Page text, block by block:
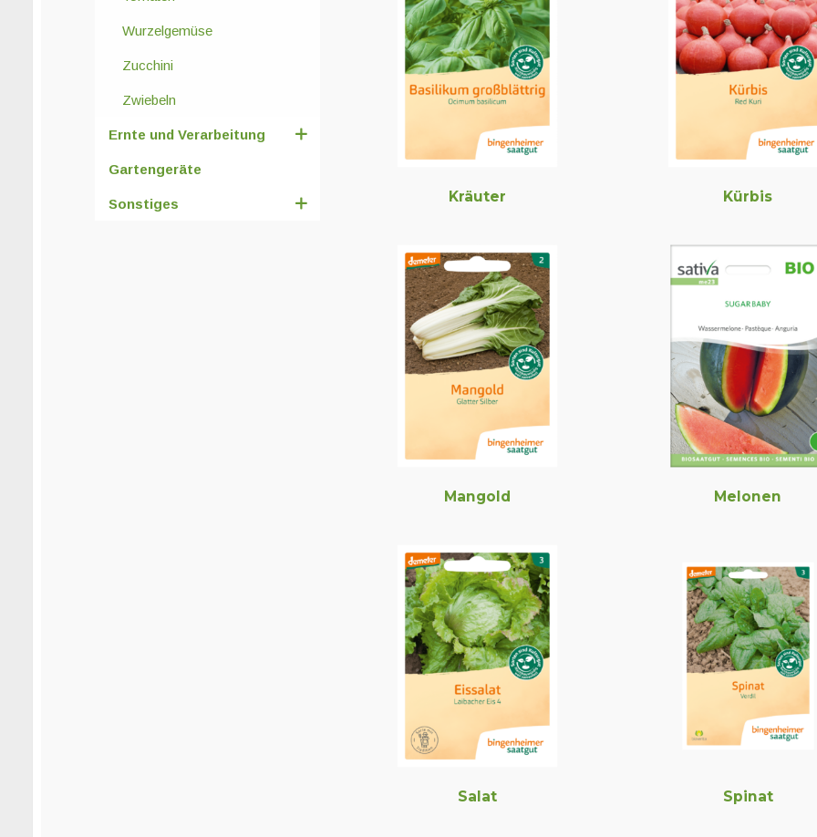
Kräuter Kürbis
Mangold Melonen
Salat Spinat
Wurzelgemüse
Zucchini
Zwiebeln
Ernte und Verarbeitung
Gartengeräte
Sonstiges